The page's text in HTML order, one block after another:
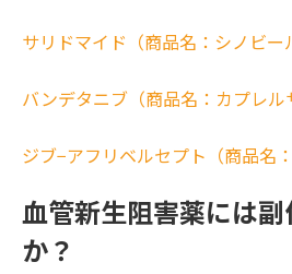
サリドマイド（商品名：シノビー
バンデタニブ（商品名：カプレル
ジブ−アフリベルセプト（商品名
血管新生阻害薬には
か？